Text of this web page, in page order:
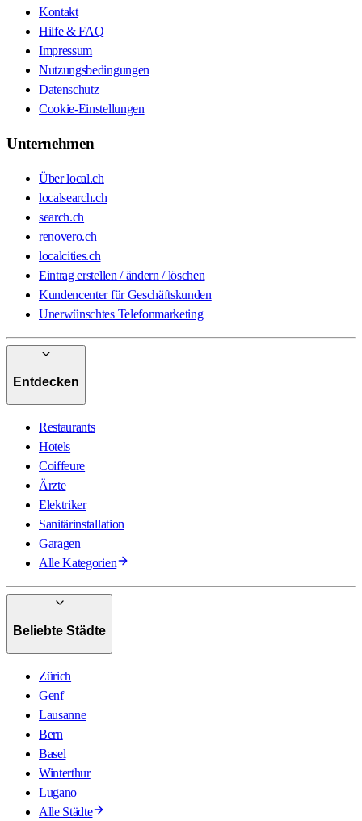
Kontakt
Hilfe & FAQ
Impressum
Nutzungsbedingungen
Datenschutz
Cookie-Einstellungen
Unternehmen
Über local.ch
localsearch.ch
search.ch
renovero.ch
localcities.ch
Eintrag erstellen / ändern / löschen
Kundencenter für Geschäftskunden
Unerwünschtes Telefonmarketing
Entdecken
Restaurants
Hotels
Coiffeure
Ärzte
Elektriker
Sanitärinstallation
Garagen
Alle Kategorien
Beliebte Städte
Zürich
Genf
Lausanne
Bern
Basel
Winterthur
Lugano
Alle Städte